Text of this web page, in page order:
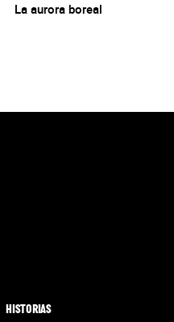
La aurora boreal
HISTORIAS